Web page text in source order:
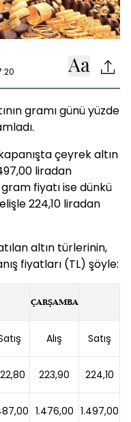
gramı günü yüzde
çeyrek altın
liradan
fiyatı ise dünkü
224,10 liradan
altın türlerinin,
fiyatları (TL) şöyle:
ÇARŞAMBA
Alış Satış
223,90 224,10
1.476,00 1.497,00